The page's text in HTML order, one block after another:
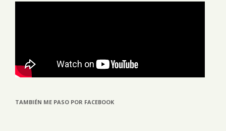
TAMBIÉN ME PASO POR FACEBOOK